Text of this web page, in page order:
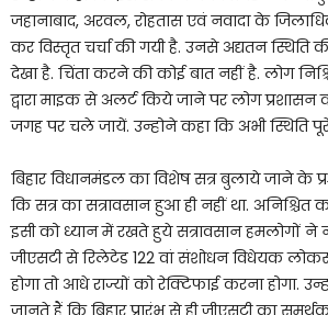
जहानाबाद, अरवल, रोहतास एवं नवादा के
कर विस्तृत चर्चा की गयी है. उनसे अद्यतन स्थिति
देखा है. चिंता करने की कोई बात नहीं है. लोग
द्वारा माइक से अलर्ट किये जाने पर लोग प्रशासन
जगह पर चले जायें. उन्होने कहा कि अभी स्थिति
बिहार विधानमंडल का विशेष सत्र बुलाये जाने के
कि सत्र का सत्रावसान हुआ ही नहीं था.
इसी को ध्यान में रखते हुये सत्रावसान हमलोगों ने
जीएसटी से रिलेटेड 122 वां संशोधन विधेयक
होगा तो आधे राज्यों को रेक्टिफाई करना होगा.